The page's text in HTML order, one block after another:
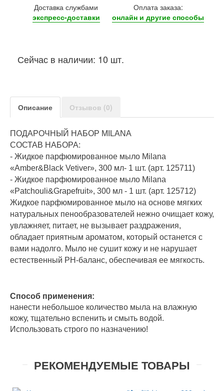
Доставка службами
экспресс-доставки
Оплата заказа:
онлайн и другие способы
Сейчас в наличии: 10 шт.
Описание Отзывов (0)
ПОДАРОЧНЫЙ НАБОР MILANA
СОСТАВ НАБОРА:
- Жидкое парфюмированное мыло Milana
«Amber&Black Vetiver», 300 мл- 1 шт. (арт. 125711)
- Жидкое парфюмированное мыло Milana
«Patchouli&Grapefruit», 300 мл - 1 шт. (арт. 125712)
Жидкое парфюмированное мыло на основе мягких
натуральных пенообразователей нежно очищает кожу,
увлажняет, питает, не вызывает раздражения,
обладает приятным ароматом, который останется с
вами надолго. Мыло не сушит кожу и не нарушает
естественный РН-баланс, обеспечивая ее мягкость.
Способ применения:
нанести небольшое количество мыла на влажную
кожу, тщательно вспенить и смыть водой.
Использовать строго по назначению!
РЕКОМЕНДУЕМЫЕ ТОВАРЫ